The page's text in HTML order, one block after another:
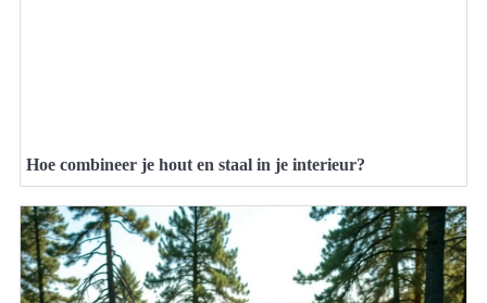
Hoe combineer je hout en staal in je interieur?